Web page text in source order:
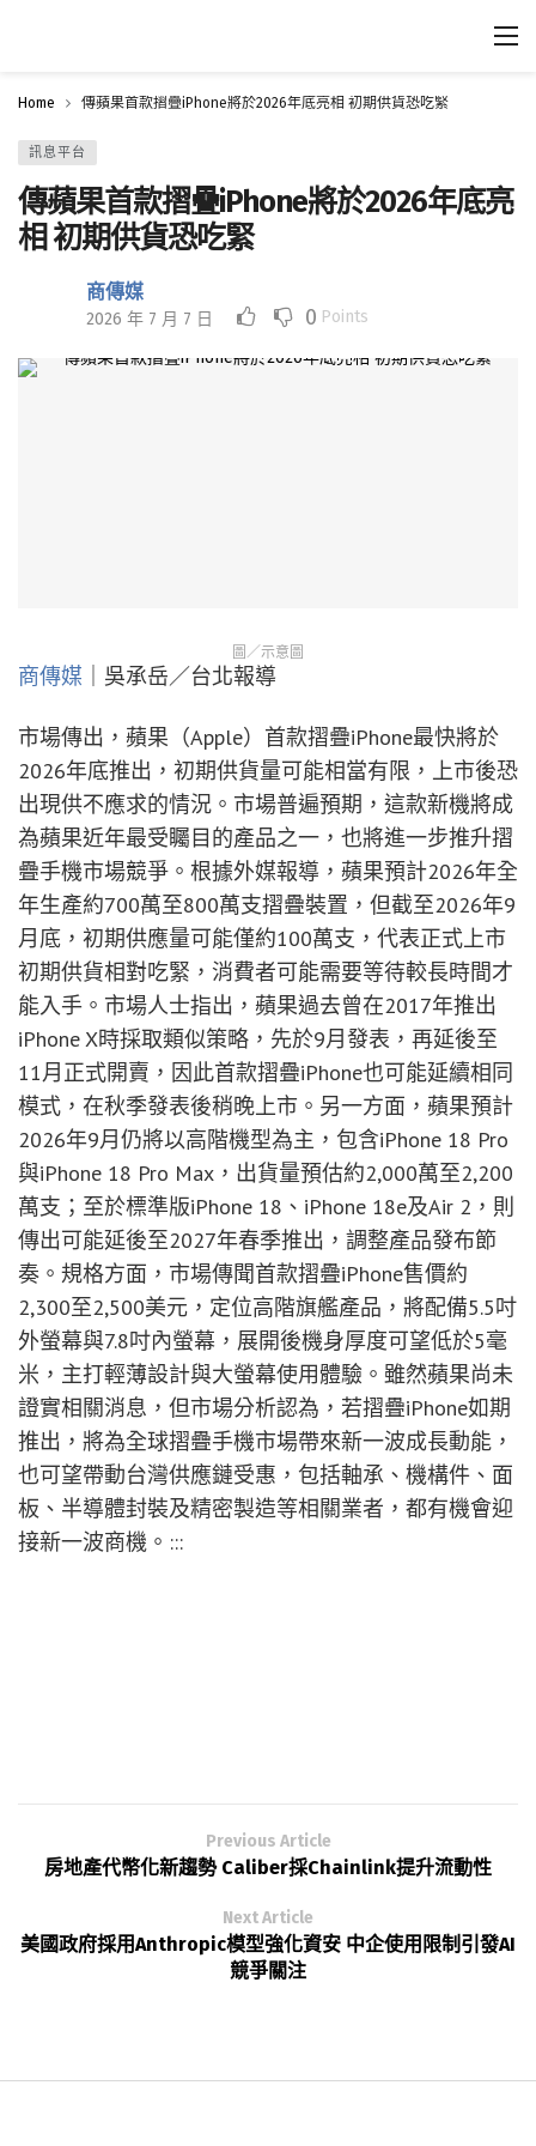
Home 傳蘋果首款摺疊iPhone將於2026年底亮相 初期供貨恐吃緊
訊息平台
傳蘋果首款摺疊iPhone將於2026年底亮
相 初期供貨恐吃緊
商傳媒
2026 年 7 月 7 日 0 Points
圖／示意圖
商傳媒 ｜吳承岳／台北報導
市場傳出，蘋果（Apple）首款摺疊iPhone最快將於
2026年底推出，初期供貨量可能相當有限，上市後恐
出現供不應求的情況。市場普遍預期，這款新機將成
為蘋果近年最受矚目的產品之一，也將進一步推升摺
疊手機市場競爭。根據外媒報導，蘋果預計2026年全
年生產約700萬至800萬支摺疊裝置，但截至2026年9
月底，初期供應量可能僅約100萬支，代表正式上市
初期供貨相對吃緊，消費者可能需要等待較長時間才
能入手。市場人士指出，蘋果過去曾在2017年推出
iPhone X時採取類似策略，先於9月發表，再延後至
11月正式開賣，因此首款摺疊iPhone也可能延續相同
模式，在秋季發表後稍晚上市。另一方面，蘋果預計
2026年9月仍將以高階機型為主，包含iPhone 18 Pro
與iPhone 18 Pro Max，出貨量預估約2,000萬至2,200
萬支；至於標準版iPhone 18、iPhone 18e及Air 2，則
傳出可能延後至2027年春季推出，調整產品發布節
奏。規格方面，市場傳聞首款摺疊iPhone售價約
2,300至2,500美元，定位高階旗艦產品，將配備5.5吋
外螢幕與7.8吋內螢幕，展開後機身厚度可望低於5毫
米，主打輕薄設計與大螢幕使用體驗。雖然蘋果尚未
證實相關消息，但市場分析認為，若摺疊iPhone如期
推出，將為全球摺疊手機市場帶來新一波成長動能，
也可望帶動台灣供應鏈受惠，包括軸承、機構件、面
板、半導體封裝及精密製造等相關業者，都有機會迎
接新一波商機。:::
Previous Article
房地產代幣化新趨勢 Caliber採Chainlink提升流動性
Next Article
美國政府採用Anthropic模型強化資安 中企使用限制引發AI
競爭關注